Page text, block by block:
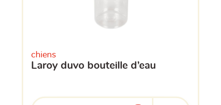
chiens
laroy duvo bouteille d’eau